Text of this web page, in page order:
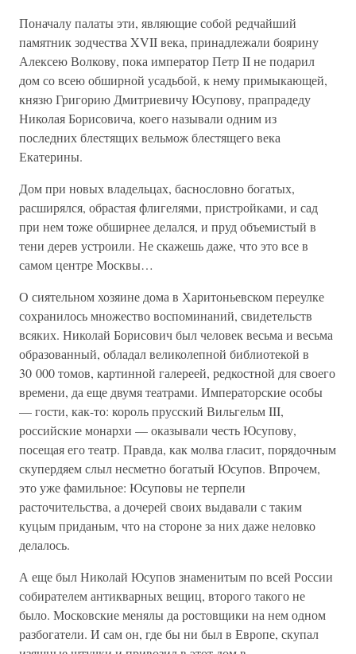
Поначалу палаты эти, являющие собой редчайший
памятник зодчества XVII века, принадлежали боярину
Алексею Волкову, пока император Петр II не подарил
дом со всею обширной усадьбой, к нему примыкающей,
князю Григорию Дмитриевичу Юсупову, прапрадеду
Николая Борисовича, коего называли одним из
последних блестящих вельмож блестящего века
Екатерины.
Дом при новых владельцах, баснословно богатых,
расширялся, обрастая флигелями, пристройками, и сад
при нем тоже обширнее делался, и пруд объемистый в
тени дерев устроили. Не скажешь даже, что это все в
самом центре Москвы…
О сиятельном хозяине дома в Харитоньевском переулке
сохранилось множество воспоминаний, свидетельств
всяких. Николай Борисович был человек весьма и весьма
образованный, обладал великолепной библиотекой в
30 000 томов, картинной галереей, редкостной для своего
времени, да еще двумя театрами. Императорские особы
— гости, как-то: король прусский Вильгельм III,
российские монархи — оказывали честь Юсупову,
посещая его театр. Правда, как молва гласит, порядочным
скупердяем слыл несметно богатый Юсупов. Впрочем,
это уже фамильное: Юсуповы не терпели
расточительства, а дочерей своих выдавали с таким
куцым приданым, что на стороне за них даже неловко
делалось.
А еще был Николай Юсупов знаменитым по всей России
собирателем антикварных вещиц, второго такого не
было. Московские менялы да ростовщики на нем одном
разбогатели. И сам он, где бы ни был в Европе, скупал